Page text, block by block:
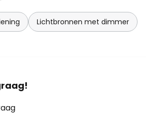
Lichtbronnen met dimmer